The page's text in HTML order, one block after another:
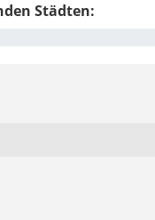
Städten: